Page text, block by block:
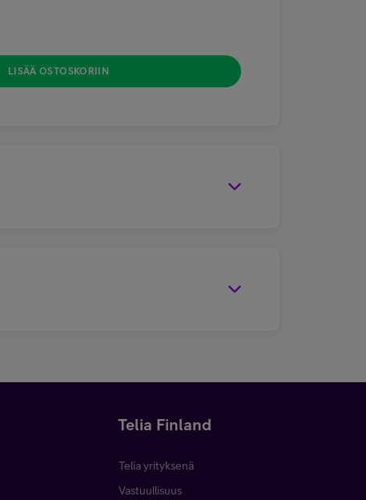
LISÄÄ OSTOSKORIIN
Telia Finland
Telia yrityksenä
Vastuullisuus